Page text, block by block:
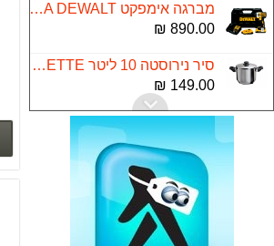
מברגה אימפקט 18V 2A DEWALT
890.00 ₪
סיר נירוסטה 10 ליטר LA-KITCHENETTE
149.00 ₪
599.00 ₪
5,200.00 ₪